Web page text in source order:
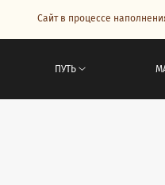
ПУТЬ
Сайт в процессе наполнения,